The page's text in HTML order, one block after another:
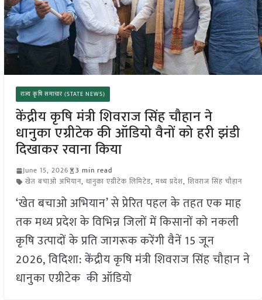
राज्य कृषि समाचार (STATE NEWS)
केंद्रीय कृषि मंत्री शिवराज सिंह चौहान ने
धानुका एग्रीटेक की ऑडियो वैनों को हरी झंडी
दिखाकर रवाना किया
June 15, 2026
3 min read
खेत बचाओ अभियान, धानुका एग्रीटेक लिमिटेड, मध्य प्रदेश, शिवराज सिंह चौहान
‘खेत बचाओ अभियान’ से प्रेरित पहल के तहत एक माह
तक मध्य प्रदेश के विभिन्न जिलों में किसानों को नकली
कृषि उत्पादों के प्रति जागरूक करेंगी वैनें 15 जून
2026, विदिशा: केंद्रीय कृषि मंत्री शिवराज सिंह चौहान ने
धानुका एग्रीटेक की ऑडियो